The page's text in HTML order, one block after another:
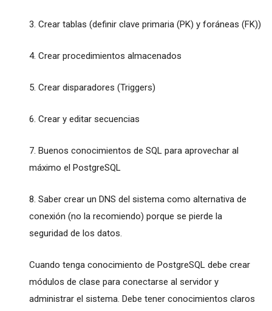
3. Crear tablas (definir clave primaria (PK) y foráneas (FK))
4. Crear procedimientos almacenados
5. Crear disparadores (Triggers)
6. Crear y editar secuencias
7. Buenos conocimientos de SQL para aprovechar al
máximo el PostgreSQL
8. Saber crear un DNS del sistema como alternativa de
conexión (no la recomiendo) porque se pierde la
seguridad de los datos.
Cuando tenga conocimiento de PostgreSQL debe crear
módulos de clase para conectarse al servidor y
administrar el sistema. Debe tener conocimientos claros